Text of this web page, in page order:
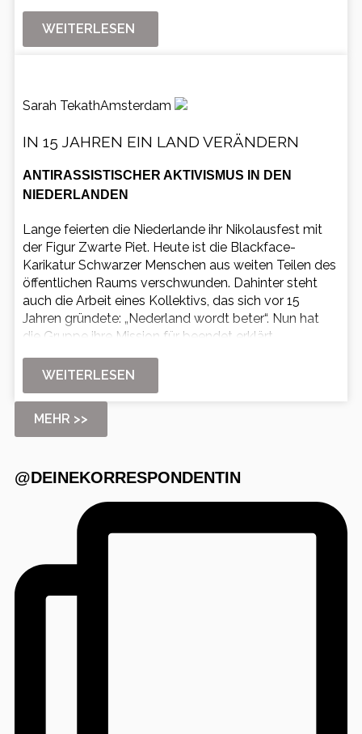
WEITERLESEN
Sarah TekathAmsterdam
IN 15 JAHREN EIN LAND VERÄNDERN
ANTIRASSISTISCHER AKTIVISMUS IN DEN
NIEDERLANDEN
Lange feierten die Niederlande ihr Nikolausfest mit
der Figur Zwarte Piet. Heute ist die Blackface-
Karikatur Schwarzer Menschen aus weiten Teilen des
öffentlichen Raums verschwunden. Dahinter steht
auch die Arbeit eines Kollektivs, das sich vor 15
Jahren gründete: „Nederland wordt beter“. Nun hat
die Gruppe ihre Mission für beendet erklärt.
WEITERLESEN
MEHR >>
@DEINEKORRESPONDENTIN